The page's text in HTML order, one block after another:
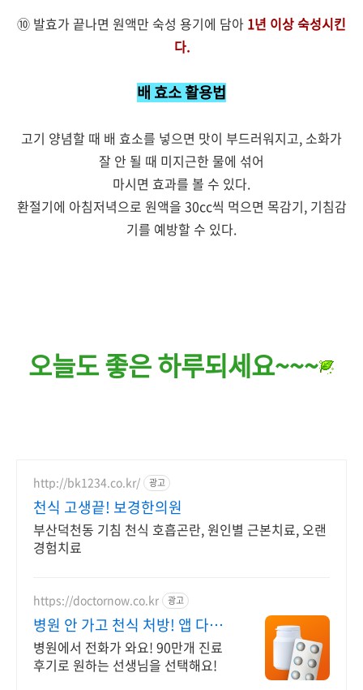
⑩ 발효가 끝나면 원액만 숙성 용기에 담아 1년 이상 숙성시킨
다.
배 효소 활용법
고기 양념할 때 배 효소를 넣으면 맛이 부드러워지고, 소화가
잘 안 될 때 미지근한 물에 섞어
마시면 효과를 볼 수 있다.
환절기에 아침저녁으로 원액을 30cc씩 먹으면 목감기, 기침감
기를 예방할 수 있다.
오늘도 좋은 하루되세요~~~
http://bk1234.co.kr/ 광고
천식 고생끝! 보경한의원
부산덕천동 기침 천식 호흡곤란, 원인별 근본치료, 오랜
경험치료
https://doctornow.co.kr 광고
병원 안 가고 천식 처방! 앱 다운
로드 800만 돌파!
병원에서 전화가 와요! 90만개 진료
후기로 원하는 선생님을 선택해요!